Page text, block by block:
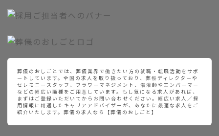
葬儀のおしごとでは、葬儀業界で働きたい方の就職・転職活動をサポ
ートしています。全国の求人を取り扱っており、葬祭ディレクターや
セレモニースタッフ、フラワーマネジメント、湯灌師やエンバーマー
などの幅広い職種をご用意しています。もし気になる求人があれば、
まずはご登録いただいてからお問い合わせください。幅広い求人／採
用情報に精通したキャリアアドバイザーが、あなたに最適な求人をご
紹介いたします。葬儀の求人なら【葬儀のおしごと】